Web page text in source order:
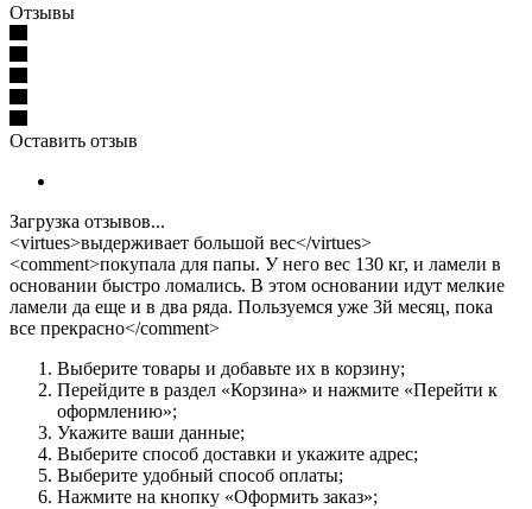
Отзывы
Оставить отзыв
Загрузка отзывов...
<virtues>выдерживает большой вес</virtues>
<comment>покупала для папы. У него вес 130 кг, и ламели в
основании быстро ломались. В этом основании идут мелкие
ламели да еще и в два ряда. Пользуемся уже 3й месяц, пока
все прекрасно</comment>
Выберите товары и добавьте их в корзину;
Перейдите в раздел «Корзина» и нажмите «Перейти к
оформлению»;
Укажите ваши данные;
Выберите способ доставки и укажите адрес;
Выберите удобный способ оплаты;
Нажмите на кнопку «Оформить заказ»;